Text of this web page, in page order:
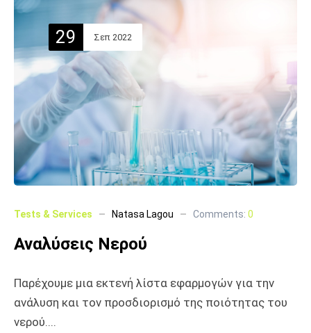
29 Σεπ 2022
Tests & Services Natasa Lagou Comments: 0
Αναλύσεις Νερού
Παρέχουμε μια εκτενή λίστα εφαρμογών για την
ανάλυση και τον προσδιορισμό της ποιότητας του
νερού....